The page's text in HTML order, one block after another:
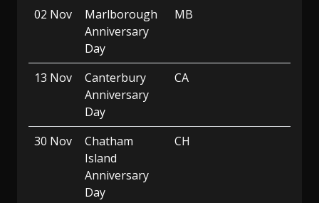
02 Nov
Marlborough
Anniversary
Day
MB
13 Nov
Canterbury
Anniversary
Day
CA
30 Nov
Chatham
Island
Anniversary
Day
CH